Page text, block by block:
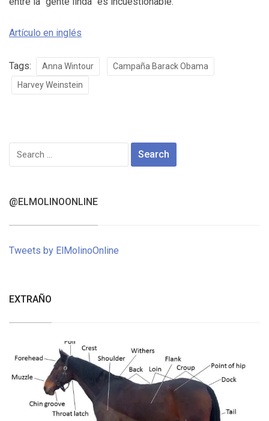
Artículo en inglés
Tags: Anna Wintour
Campaña Barack Obama
Harvey Weinstein
Search
for:
@ELMOLINOONLINE
Tweets by ElMolinoOnline
EXTRAÑO